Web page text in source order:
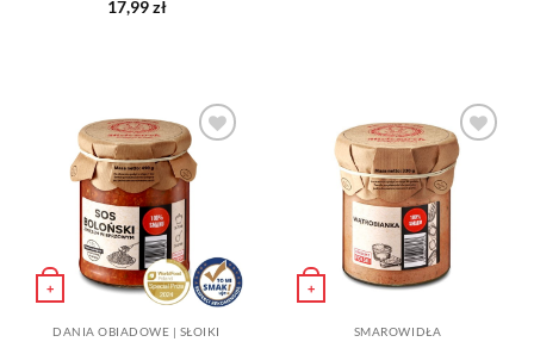
Oceniono
17,99zł
Dodaj do
ulubionych
+
DANIA OBIADOWE | SŁOIKI
Dodaj do
ulubionych
+
SMAROWIDŁA